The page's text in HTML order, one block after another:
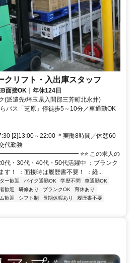
クリフト・入出庫スタッフ
面接OK｜年休124日
(派遣先/埼玉県入間郡三芳町北永井)
バス「芝原」停徒歩5～10分／車通勤OK
[2]13:00～22:00 ＊実働8時間／休憩60
代勤務
⭐⭐ この求人の
代・30代・40代・50代活躍中 ：ブランク
す！ ：面接時は履歴書不要！ ：経...
ー歓迎 バイク通勤OK 学歴不問
車通勤OK
歓迎 研修あり ブランクOK
育休あり
歓迎 シフト制 長期休暇あり
履歴書不要